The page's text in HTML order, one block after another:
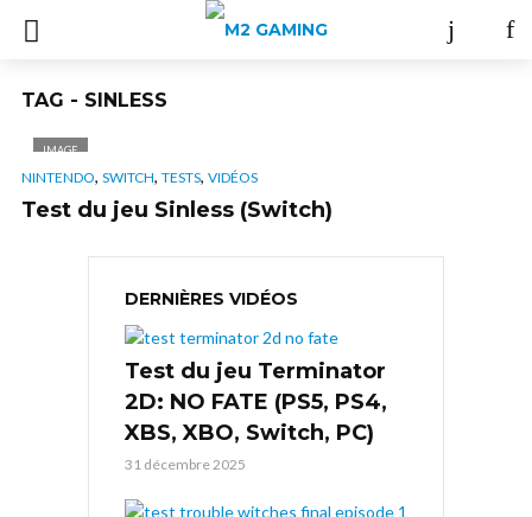
TAG - SINLESS
IMAGE
NINTENDO, SWITCH, TESTS, VIDÉOS
Test du jeu Sinless (Switch)
DERNIÈRES VIDÉOS
Test du jeu Terminator
2D: NO FATE (PS5, PS4,
XBS, XBO, Switch, PC)
31 décembre 2025